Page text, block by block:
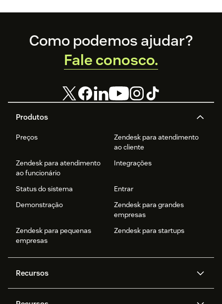
Footer
Produtos
Preços
Zendesk para atendimento
ao cliente
Zendesk para atendimento
ao funcionário
Integrações
Status do sistema
Entrar
Demonstração
Zendesk para grandes
empresas
Zendesk para pequenas
empresas
Zendesk para startups
Recursos
Como podemos ajudar?
Fale conosco.